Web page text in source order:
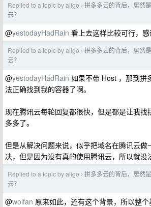
Replied to a topic by aligo › 拼多多云的背后，居然
云？
@yestodayHadRain 看上去这样比较可行，感
Replied to a topic by aligo › 拼多多云的背后，居然
云？
@yestodayHadRain 如果不带 Host ，那到拼
法正确找到我的容器了啊。
现在腾讯云每轮回复都很快，但是都是让我找
多多了。
但是从解决问题来说，似乎把域名在腾讯云做
决，但是因为没有真的使用腾讯云，所以就没
Replied to a topic by aligo › 拼多多云的背后，居然
云？
@wolfan 原来如此，还有这个背景，所以整